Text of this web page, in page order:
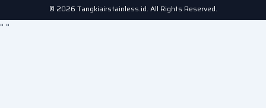
© 2026 Tangkiairstainless.id. All Rights Reserved.
" "